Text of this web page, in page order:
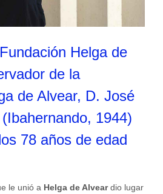
Helga de
de la
de Alvear, D. José
1944)
78 años de edad
le unió a Helga de Alveardio lugar